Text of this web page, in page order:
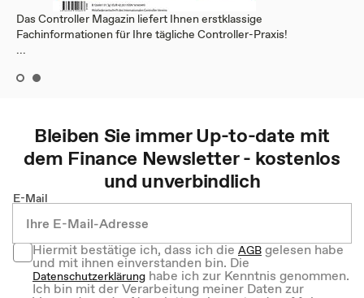
Das Controller Magazin liefert Ihnen erstklassige
Fachinformationen für Ihre tägliche Controller-Praxis!
...
Bleiben Sie immer Up-to-date mit
dem Finance Newsletter - kostenlos
und unverbindlich
E-Mail
Hiermit bestätige ich, dass ich dieAGBgelesen habe
und mit ihnen einverstanden bin. Die
Datenschutzerklärung habe ich zur Kenntnis genommen.
Ich bin mit der Verarbeitung meiner Daten zur